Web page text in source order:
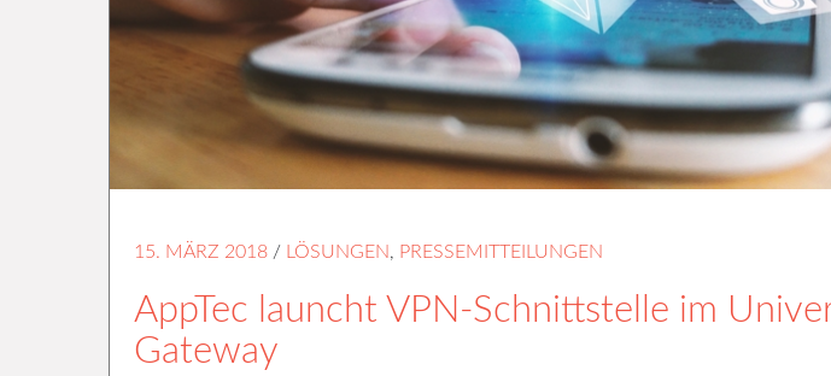
15. MÄRZ 2018 / LÖSUNGEN, PRESSEMITTEILUNGEN
AppTec launcht VPN-Schnittstelle im
Gateway